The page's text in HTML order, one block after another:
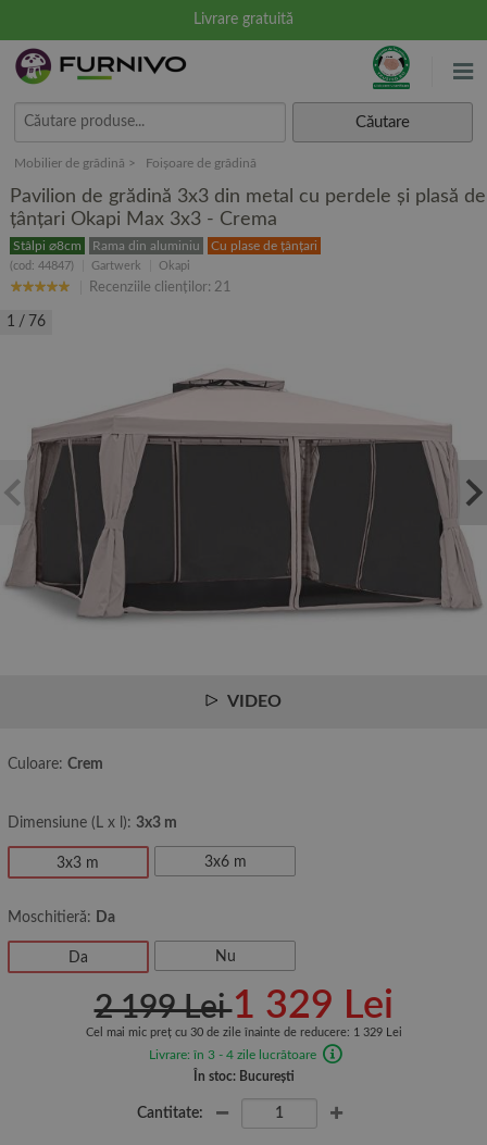
Livrare gratuită
Căutare
Mobilier de grădină Foișoare de grădină
Pavilion de grădină 3x3 din metal cu perdele și plasă de
țânțari Okapi Max 3x3 - Crema
Stâlpi ⌀8cm Rama din aluminiu Cu plase de țânțari
(cod: 44847) Gartwerk Okapi
Recenziile clienților: 21
1 / 76
VIDEO
Culoare: Crem
Dimensiune (L x l): 3x3 m
3x3 m 3x6 m
Moschitieră: Da
Da Nu
2 199 Lei1 329 Lei
Cel mai mic preț cu 30 de zile înainte de reducere: 1 329 Lei
Livrare: în 3 - 4 zile lucrătoare
În stoc: București
Cantitate: